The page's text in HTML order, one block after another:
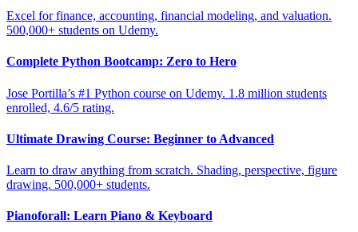
Excel for finance, accounting, financial modeling, and valuation.
500,000+ students on Udemy.
Complete Python Bootcamp: Zero to Hero
Jose Portilla’s #1 Python course on Udemy. 1.8 million students
enrolled, 4.6/5 rating.
Ultimate Drawing Course: Beginner to Advanced
Learn to draw anything from scratch. Shading, perspective, figure
drawing. 500,000+ students.
Pianoforall: Learn Piano & Keyboard